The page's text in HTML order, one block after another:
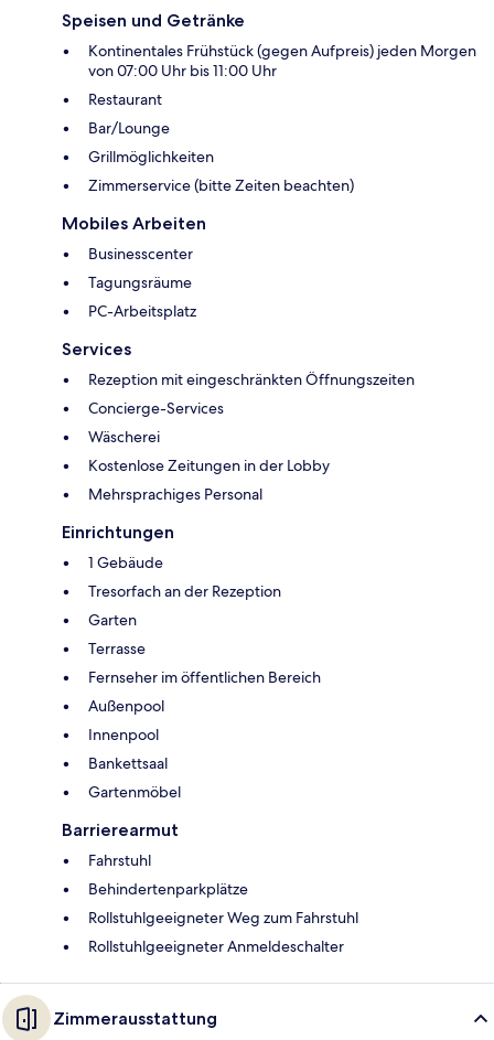
Speisen und Getränke
Kontinentales Frühstück (gegen Aufpreis) jeden Morgen
von 07:00 Uhr bis 11:00 Uhr
Restaurant
Bar/Lounge
Grillmöglichkeiten
Zimmerservice (bitte Zeiten beachten)
Mobiles Arbeiten
Businesscenter
Tagungsräume
PC-Arbeitsplatz
Services
Rezeption mit eingeschränkten Öffnungszeiten
Concierge-Services
Wäscherei
Kostenlose Zeitungen in der Lobby
Mehrsprachiges Personal
Einrichtungen
1 Gebäude
Tresorfach an der Rezeption
Garten
Terrasse
Fernseher im öffentlichen Bereich
Außenpool
Innenpool
Bankettsaal
Gartenmöbel
Barrierearmut
Fahrstuhl
Behindertenparkplätze
Rollstuhlgeeigneter Weg zum Fahrstuhl
Rollstuhlgeeigneter Anmeldeschalter
Zimmerausstattung